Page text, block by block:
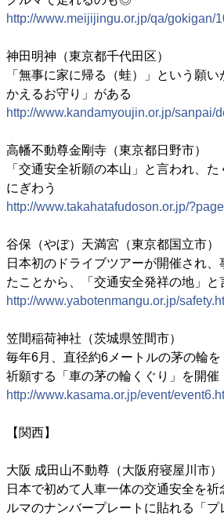
http://www.meijijingu.or.jp/qa/gokigan/
神田明神（東京都千代田区）
「無事に家に帰る（蛙）」という願
かえるお守り」がある
http://www.kandamyoujin.or.jp/sanpai/
高幡不動尊金剛寺（東京都日野市）
「交通安全祈願の本山」と言われ、
にぎわう
http://www.takahatafudoson.or.jp/
谷保（やぼ）天満宮（東京都国立市）
日本初のドライブツアーが開催され
たことから、「交通安全発祥の地」と
http://www.yabotenmangu.or.jp/
笠間稲荷神社（茨城県笠間市）
毎年6月、直径約6メートルの茅の輪
祈願する「車の茅の輪くぐり」を開催
http://www.kasama.or.jp/event/
【関西】
大阪 成田山不動尊（大阪府寝屋川市）
日本で初めて人車一体の交通安全を
ルマのナンバープレートに貼れる「プ